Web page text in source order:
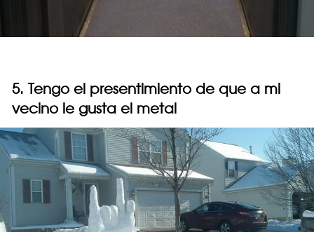
5. Tengo el presentimiento de que a mi
vecino le gusta el metal